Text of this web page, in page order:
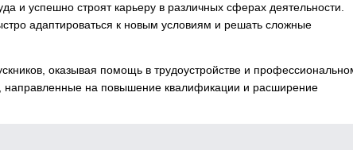
и успешно строят карьеру в различных сферах деятельности.
адаптироваться к новым условиям и решать сложные
оказывая помощь в трудоустройстве и
направленные на повышение квалификации и расширение